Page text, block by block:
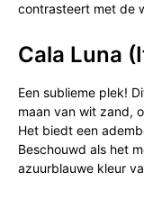
contrasteert met de
Cala Luna
Een sublieme plek!
maan van wit zand,
Het biedt een
Beschouwd als het
azuurblauwe kleur